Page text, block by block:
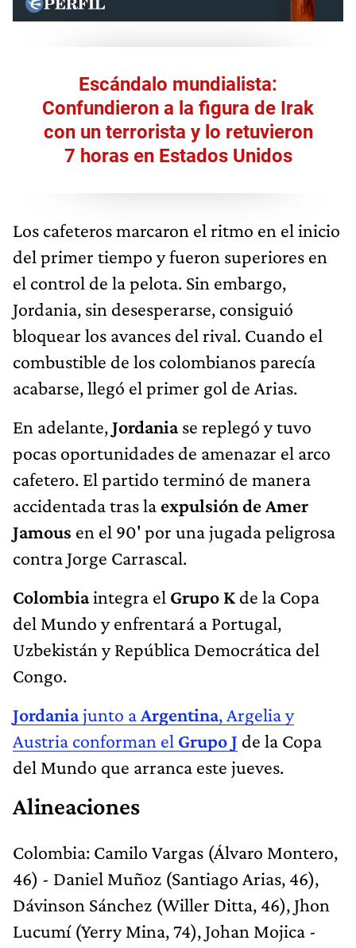
Escándalo mundialista:
Confundieron a la figura de Irak
con un terrorista y lo retuvieron
7 horas en Estados Unidos
Los cafeteros marcaron el ritmo en el inicio
del primer tiempo y fueron superiores en
el control de la pelota. Sin embargo,
Jordania, sin desesperarse, consiguió
bloquear los avances del rival. Cuando el
combustible de los colombianos parecía
acabarse, llegó el primer gol de Arias.
En adelante,Jordaniase replegó y tuvo
pocas oportunidades de amenazar el arco
cafetero. El partido terminó de manera
accidentada tras la expulsión de Amer
Jamous en el 90' por una jugada peligrosa
contra Jorge Carrascal.
Colombiaintegra el Grupo K de la Copa
del Mundo y enfrentará a Portugal,
Uzbekistán y República Democrática del
Congo.
Jordaniajunto aArgentina, Argelia y
Austria conforman el Grupo J de la Copa
del Mundo que arranca este jueves.
Alineaciones
Colombia: Camilo Vargas (Álvaro Montero,
46) - Daniel Muñoz (Santiago Arias, 46),
Dávinson Sánchez (Willer Ditta, 46), Jhon
Lucumí (Yerry Mina, 74), Johan Mojica -